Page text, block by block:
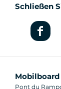
Schließen
Pont du